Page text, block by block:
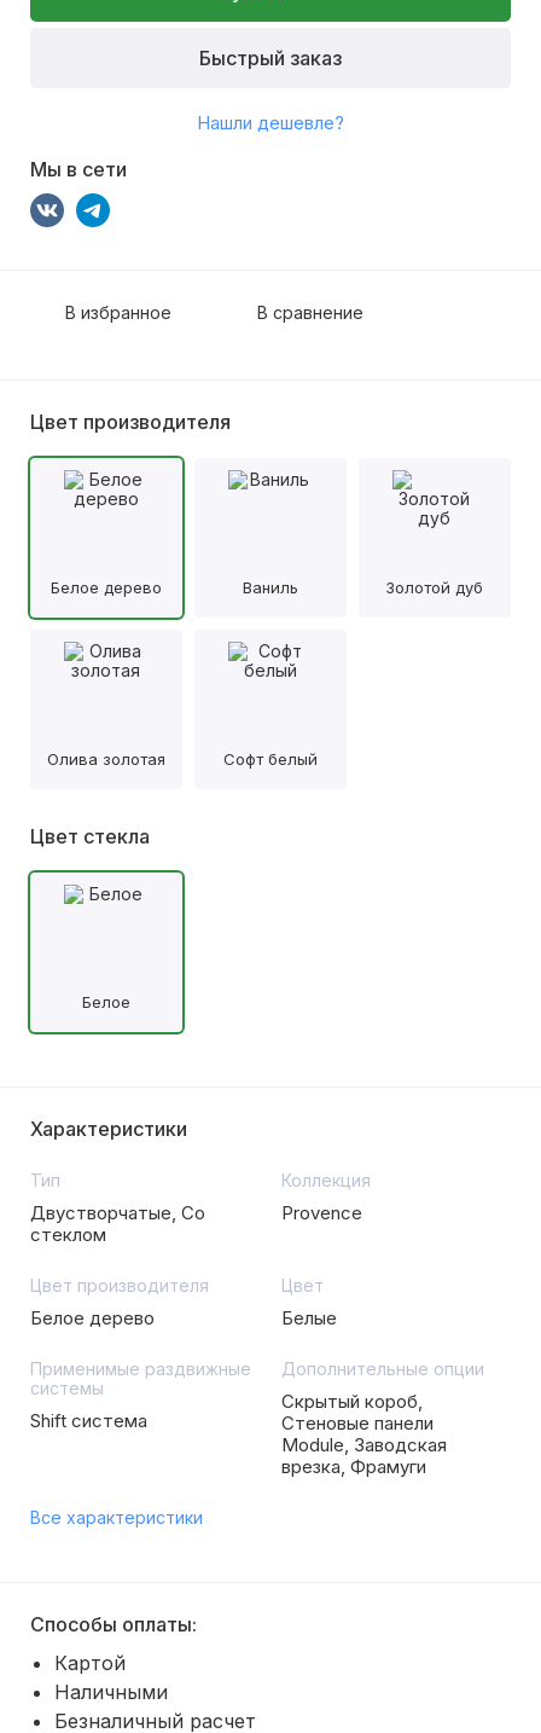
Быстрый заказ
Нашли дешевле?
Мы в сети
В избранное В сравнение
Цвет производителя
Белое дерево Ваниль Золотой дуб
Олива золотая Софт белый
Цвет стекла
Белое
Характеристики
Тип
Двустворчатые, Со
стеклом
Коллекция
Provence
Цвет производителя
Белое дерево
Цвет
Белые
Применимые раздвижные
системы
Shift система
Дополнительные опции
Скрытый короб,
Стеновые панели
Module, Заводская
врезка, Фрамуги
Все характеристики
Способы оплаты:
Картой
Наличными
Безналичный расчет